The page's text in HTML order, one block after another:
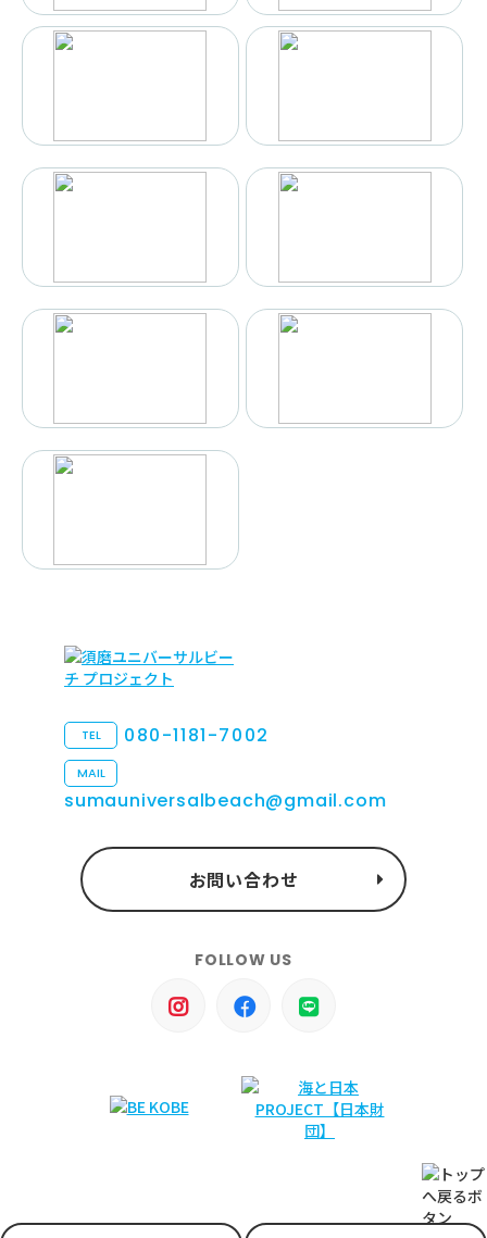
TEL 080-1181-7002
MAIL
sumauniversalbeach@gmail.com
お問い合わせ
FOLLOW US